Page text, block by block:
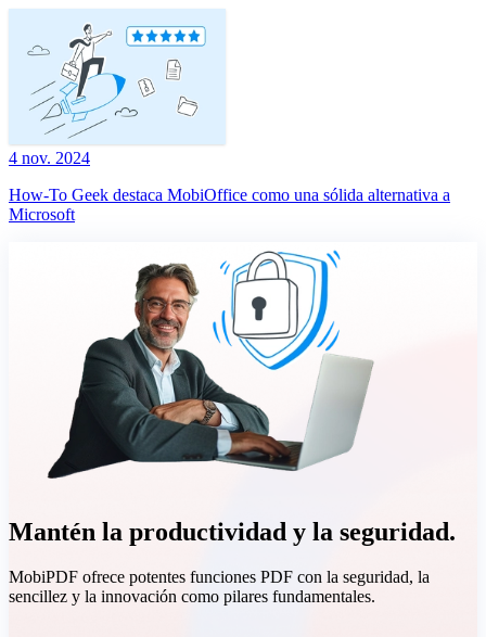
4 nov. 2024
How-To Geek destaca MobiOffice como una sólida alternativa a
Microsoft
Mantén la productividad y la seguridad.
MobiPDF ofrece potentes funciones PDF con la seguridad, la
sencillez y la innovación como pilares fundamentales.